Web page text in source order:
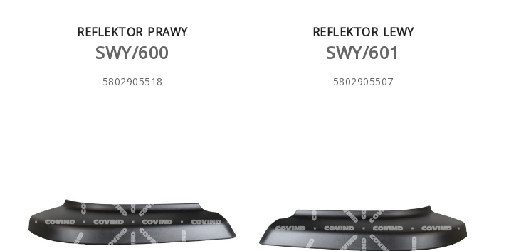
REFLEKTOR PRAWY
SWY/600
5802905518
REFLEKTOR LEWY
SWY/601
5802905507